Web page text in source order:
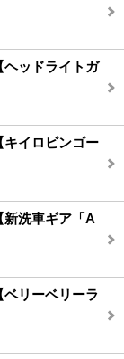
ッドライトガ
イロビンゴー
新洗車ギア「A
リーベリーラ